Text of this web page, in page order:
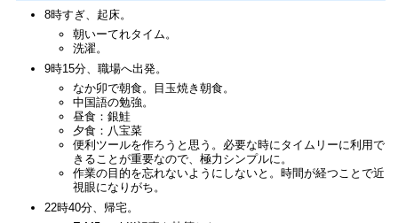
8時すぎ、起床。
朝いーてれタイム。
洗濯。
9時15分、職場へ出発。
なか卯で朝食。目玉焼き朝食。
中国語の勉強。
昼食：銀鮭
夕食：八宝菜
便利ツールを作ろうと思う。必要な時にタイムリーに利用で
きることが重要なので、極力シンプルに。
作業の目的を忘れないようにしないと。時間が経つことで近
視眼になりがち。
22時40分、帰宅。